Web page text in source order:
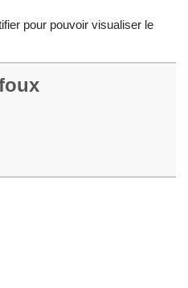
pour pouvoir visualiser le